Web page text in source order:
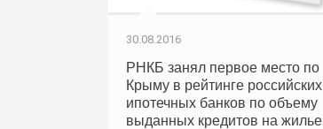
30.08.2016
РНКБ занял первое место по
Крыму в рейтинге российских
ипотечных банков по объему
выданных кредитов на жилье